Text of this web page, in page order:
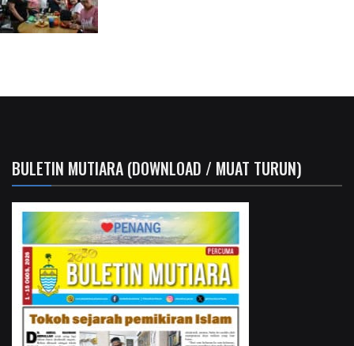
BULETIN MUTIARA (DOWNLOAD / MUAT TURUN)